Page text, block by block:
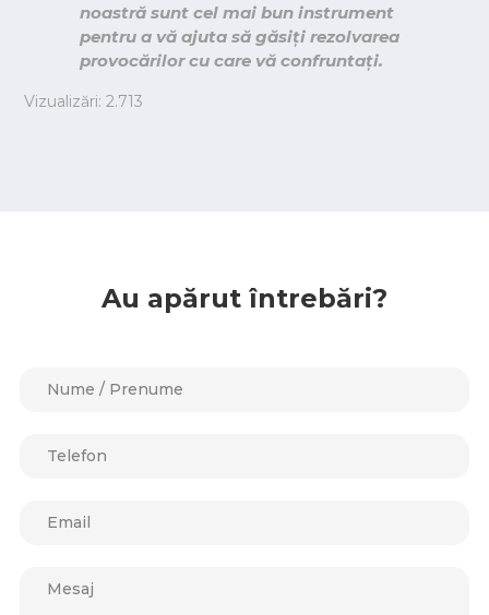
noastră sunt cel mai bun instrument
pentru a vă ajuta să găsiți rezolvarea
provocărilor cu care vă confruntați.
Vizualizări: 2.713
Au apărut întrebări?